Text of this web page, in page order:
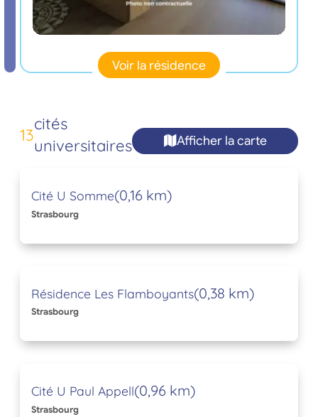
Voir la résidence
13
cités
universitaires
Afficher la carte
Cité U Somme(0,16 km)
Strasbourg
Résidence Les Flamboyants(0,38 km)
Strasbourg
Cité U Paul Appell(0,96 km)
Strasbourg